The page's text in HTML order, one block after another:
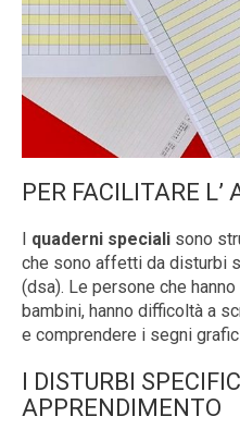
PER FACILITARE
I quaderni speciali sono
che sono affetti da disturbi
(dsa). Le persone che
bambini, hanno difficoltà a
e comprendere i segni
I DISTURBI
APPRENDIMENTO